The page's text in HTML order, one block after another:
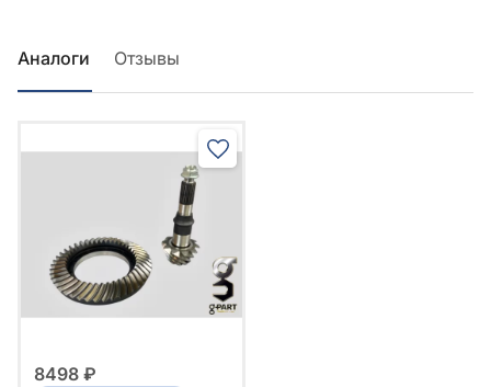
Аналоги Отзывы
8498 ₽